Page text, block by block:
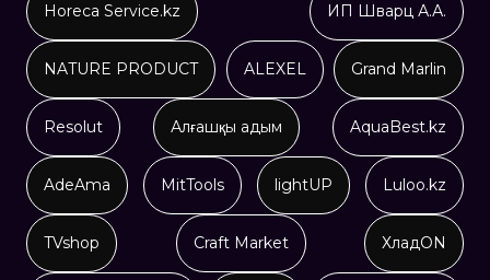
Horeca Service.kz ИП Шварц А.А.
NATURE PRODUCT ALEXEL Grand Marlin
Resolut Алғашқы адым AquaBest.kz
AdeAma MitTools lightUP Luloo.kz
TVshop Craft Market ХладON